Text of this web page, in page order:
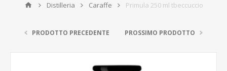
Distilleria Caraffe Primula 250 ml tbeccuccio
PRODOTTO PRECEDENTE PROSSIMO PRODOTTO